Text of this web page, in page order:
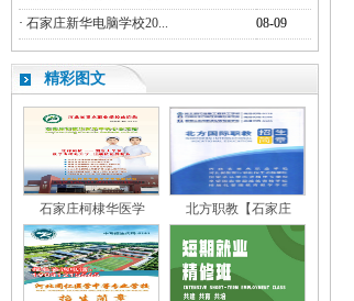
· 石家庄新华电脑学校20... 08-09
精彩图文
石家庄柯棣华医学 北方职教【石家庄